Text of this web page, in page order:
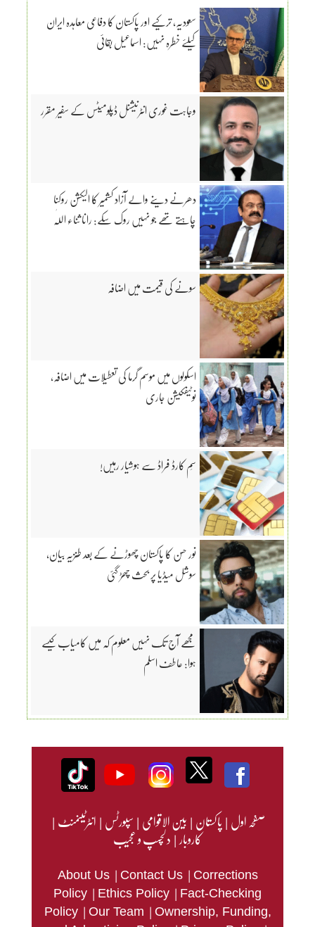
سعودیہ، ترکیے اور پاکستان کا دفاعی معاہدہ ایران
کیلئے خطرہ نہیں: اسماعیل بقائی
وجاہت غوری انٹرنیشنل ڈپلومیٹس کے سفیر مقرر
دھرنے دینے والے آزاد کشمیر کا الیکشن روکنا
چاہتے تھے جو نہیں روک سکے: رانا ثناء اللّٰہ
سونے کی قیمت میں اضافہ
اسکولوں میں موسم گرما کی تعطیلات میں اضافہ،
نوٹیفکیشن جاری
سِم کارڈ فراڈ سے ہوشیار رہیں!
نور حسن کا پاکستان چھوڑنے کے بعد طنزیہ بیان،
سوشل میڈیا پر بحث چھڑ گئی
مجھے آج تک نہیں معلوم کہ میں کامیاب کیسے
ہوا: عاطف اسلم
صفحہ اول|پاکستان|بین الاقوامی|سپورٹس|انٹرٹینمنٹ|
کاروبار|دلچسپ و عجیب
About Us | Contact Us | Corrections
Policy | Ethics Policy | Fact-Checking
Policy | Our Team | Ownership, Funding,